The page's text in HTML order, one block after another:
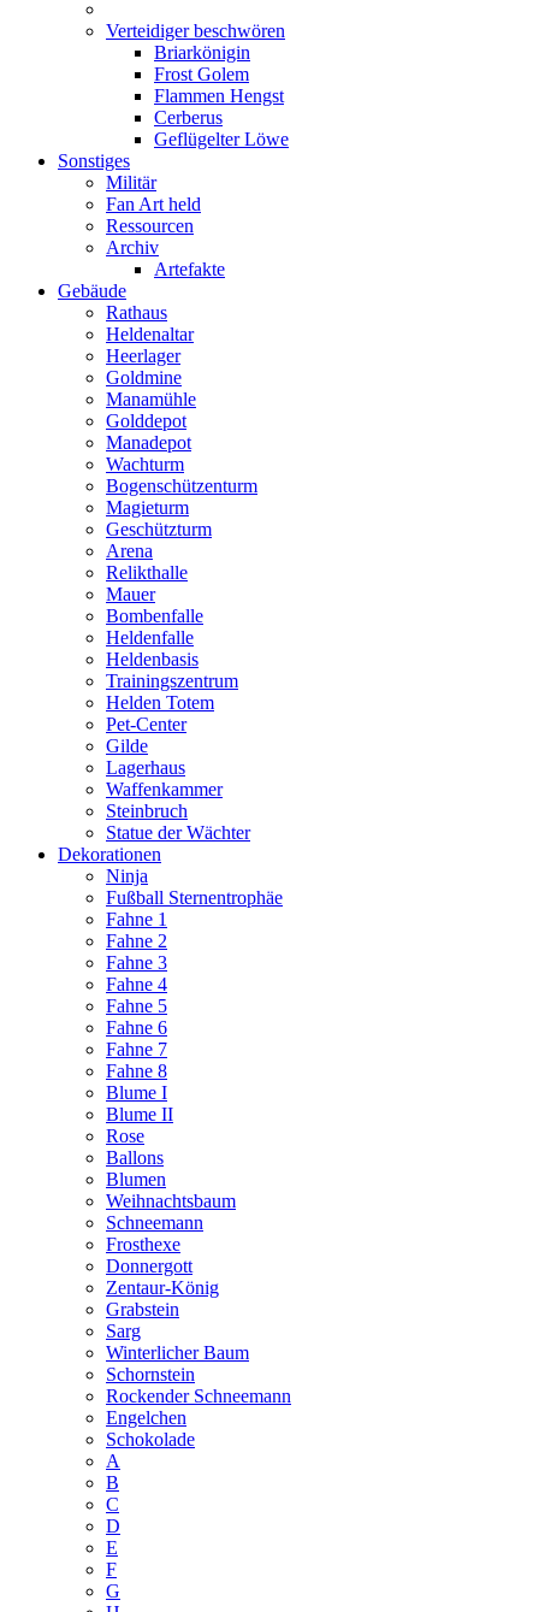
Verteidiger beschwören
Briarkönigin
Frost Golem
Flammen Hengst
Cerberus
Geflügelter Löwe
Sonstiges
Militär
Fan Art held
Ressourcen
Archiv
Artefakte
Gebäude
Rathaus
Heldenaltar
Heerlager
Goldmine
Manamühle
Golddepot
Manadepot
Wachturm
Bogenschützenturm
Magieturm
Geschützturm
Arena
Relikthalle
Mauer
Bombenfalle
Heldenfalle
Heldenbasis
Trainingszentrum
Helden Totem
Pet-Center
Gilde
Lagerhaus
Waffenkammer
Steinbruch
Statue der Wächter
Dekorationen
Ninja
Fußball Sternentrophäe
Fahne 1
Fahne 2
Fahne 3
Fahne 4
Fahne 5
Fahne 6
Fahne 7
Fahne 8
Blume I
Blume II
Rose
Ballons
Blumen
Weihnachtsbaum
Schneemann
Frosthexe
Donnergott
Zentaur-König
Grabstein
Sarg
Winterlicher Baum
Schornstein
Rockender Schneemann
Engelchen
Schokolade
A
B
C
D
E
F
G